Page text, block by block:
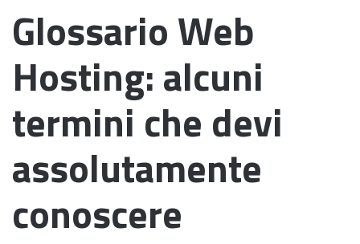
Glossario Web
Hosting: alcuni
termini che devi
assolutamente
conoscere